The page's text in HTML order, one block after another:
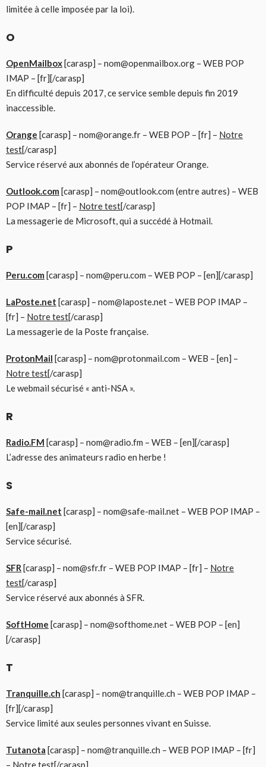
limitée à celle imposée par la loi).
O
OpenMailbox[carasp] – nom@openmailbox.org – WEB POP
IMAP – [fr][/carasp]
En difficulté depuis 2017, ce service semble depuis fin 2019
inaccessible.
Orange [carasp] – nom@orange.fr – WEB POP – [fr] – Notre
test[/carasp]
Service réservé aux abonnés de l’opérateur Orange.
Outlook.com [carasp] – nom@outlook.com (entre autres) – WEB
POP IMAP – [fr] – Notre test[/carasp]
La messagerie de Microsoft, qui a succédé à Hotmail.
P
Peru.com [carasp] – nom@peru.com – WEB POP – [en][/carasp]
LaPoste.net [carasp] – nom@laposte.net – WEB POP IMAP –
[fr] – Notre test[/carasp]
La messagerie de la Poste française.
ProtonMail [carasp] – nom@protonmail.com – WEB – [en] –
Notre test[/carasp]
Le webmail sécurisé « anti-NSA ».
R
Radio.FM [carasp] – nom@radio.fm – WEB – [en][/carasp]
L’adresse des animateurs radio en herbe !
S
Safe-mail.net [carasp] – nom@safe-mail.net – WEB POP IMAP –
[en][/carasp]
Service sécurisé.
SFR[carasp] – nom@sfr.fr – WEB POP IMAP – [fr] – Notre
test[/carasp]
Service réservé aux abonnés à SFR.
SoftHome [carasp] – nom@softhome.net – WEB POP – [en]
[/carasp]
T
Tranquille.ch [carasp] – nom@tranquille.ch – WEB POP IMAP –
[fr][/carasp]
Service limité aux seules personnes vivant en Suisse.
Tutanota [carasp] – nom@tranquille.ch – WEB POP IMAP – [fr]
– Notre test[/carasp]